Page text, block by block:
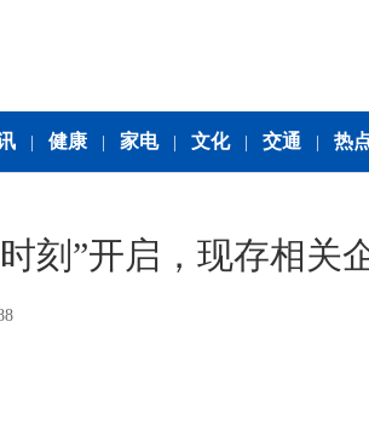
健康 家电 文化 交通 热
刻”开启，现存相关